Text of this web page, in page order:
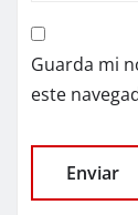
Guarda mi
este